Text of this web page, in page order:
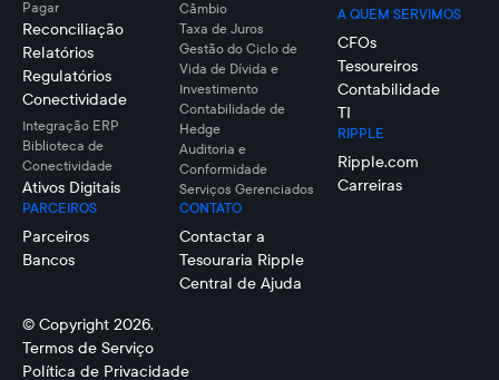
Pagar
Reconciliação
Relatórios
Regulatórios
Conectividade
Integração ERP
Biblioteca de
Conectividade
Ativos Digitais
PARCEIROS
Parceiros
Bancos
Câmbio
Taxa de Juros
Gestão do Ciclo de
Vida de Dívida e
Investimento
Contabilidade de
Hedge
Auditoria e
Conformidade
Serviços Gerenciados
CONTATO
Contactar a
Tesouraria Ripple
Central de Ajuda
A QUEM SERVIMOS
CFOs
Tesoureiros
Contabilidade
TI
RIPPLE
Ripple.com
Carreiras
© Copyright 2026.
Termos de Serviço
Política de Privacidade